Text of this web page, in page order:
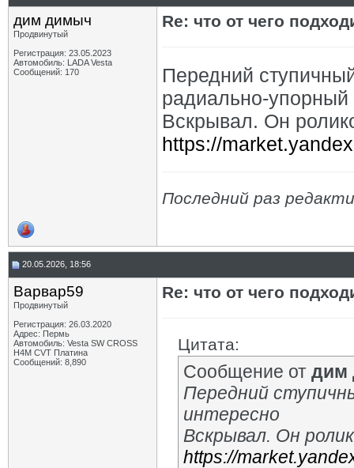
дим димыч
Продвинутый
Регистрация: 23.05.2023
Автомобиль: LADA Vesta
Сообщений: 170
Re: что от чего
Передний
радиально-упорный
Вскрывал. Он
https://
Последний раз
20.05.2026, 18:56
Варвар59
Продвинутый
Регистрация: 26.03.2020
Адрес: Пермь
Автомобиль: Vesta SW CROSS
H4M CVT Платина
Сообщений: 8,890
Re: что от чего
Цитата:
Сообщение от дим
Передний
интересно
Вскрывал. Он
https://